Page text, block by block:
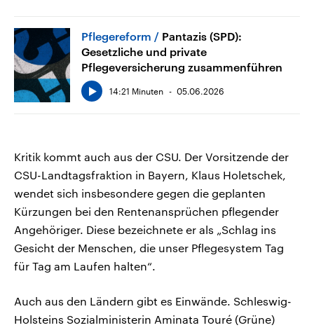
Pflegereform
Pantazis (SPD):
Gesetzliche und private
Pflegeversicherung zusammenführen
14:21 Minuten 05.06.2026
Kritik kommt auch aus der CSU. Der Vorsitzende der
CSU-Landtagsfraktion in Bayern, Klaus Holetschek,
wendet sich insbesondere gegen die geplanten
Kürzungen bei den Rentenansprüchen pflegender
Angehöriger. Diese bezeichnete er als „Schlag ins
Gesicht der Menschen, die unser Pflegesystem Tag
für Tag am Laufen halten“.
Auch aus den Ländern gibt es Einwände. Schleswig-
Holsteins Sozialministerin Aminata Touré (Grüne)